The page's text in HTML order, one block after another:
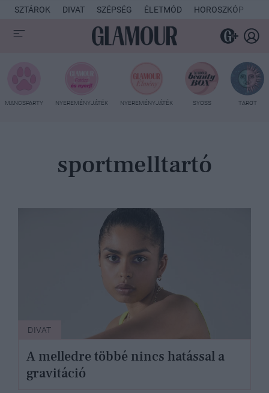
SZTÁROK DIVAT SZÉPSÉG ÉLETMÓD HOROSZKÓP
MANCSPARTY NYEREMÉNYJÁTÉK NYEREMÉNYJÁTÉK SYOSS TAROT
sportmelltartó
DIVAT
A melledre többé nincs hatással a
gravitáció